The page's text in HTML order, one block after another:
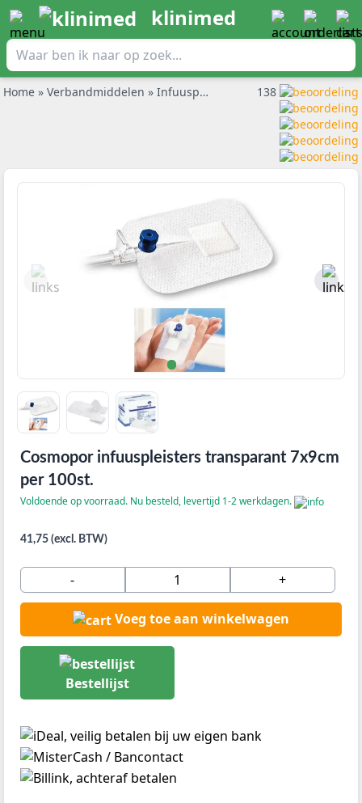
klinimed
Home » Verbandmiddelen » Infuuspleisters en injectiepleisters »
138
Cosmopor infuuspleisters transparant 7x9cm
per 100st.
Voldoende op voorraad. Nu besteld, levertijd 1-2 werkdagen.
41,75 (excl. BTW)
- +
Voeg toe aan winkelwagen
Bestellijst